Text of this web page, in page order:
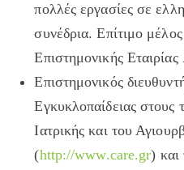
πολλές εργασίες σε
συνέδρια.Επίτιμο
Επιστημονικής
Επιστημονικός
Εγκυκλοπαίδειας στους
Ιατρικής και του
(http://www.care.gr) και